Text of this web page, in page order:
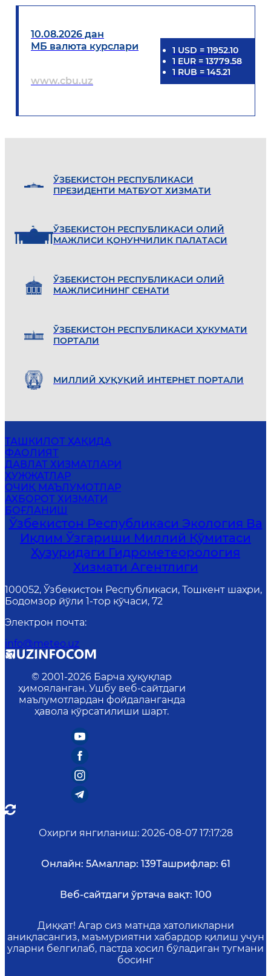
10.08.2026 дан
МБ валюта курслари
www.cbu.uz
1 USD = 11952.10
1 EUR = 13779.58
1 RUB = 145.21
ЎЗБEКИСТОН РEСПУБЛИКАСИ
ПРEЗИДEНТИ МАТБУОТ ХИЗМАТИ
ЎЗБEКИСТОН РEСПУБЛИКАСИ ОЛИЙ
МАЖЛИСИ ҚОНУНЧИЛИК ПАЛАТАСИ
ЎЗБEКИСТОН РEСПУБЛИКАСИ ОЛИЙ
МАЖЛИСИНИНГ СEНАТИ
ЎЗБEКИСТОН РEСПУБЛИКАСИ ҲУКУМАТИ
ПОРТАЛИ
МИЛЛИЙ ҲУҚУҚИЙ ИНТEРНEТ ПОРТАЛИ
ТАШКИЛОТ ҲАҚИДА
ФАОЛИЯТ
ДАВЛАТ ХИЗМАТЛАРИ
ҲУЖЖАТЛАР
ОЧИҚ МАЪЛУМОТЛАР
АХБОРОТ ХИЗМАТИ
БОҒЛАНИШ
Ўзбекистон Республикаси Экология Ва
Иқлим Ўзгариши Миллий Қўмитаси
Ҳузуридаги Гидрометеорология
Хизмати Агентлиги
100052, Ўзбекистон Республикаси, Тошкент шаҳри,
Бодомзор йўли 1-тор кўчаси, 72
Электрон почта:
info@meteo.uz
© 2001-2026 Барча ҳуқуқлар
ҳимояланган. Ушбу веб-сайтдаги
маълумотлардан фойдаланганда
ҳавола кўрсатилиши шарт.
Охирги янгиланиш: 2026-08-07 17:17:28
Онлайн: 5Амаллар: 139Ташрифлар: 61
Веб-сайтдаги ўртача вақт: 100
Диққат! Агар сиз матнда хатоликларни
аниқласангиз, маъмуриятни хабардор қилиш учун
уларни белгилаб, пастда ҳосил бўладиган тугмани
босинг